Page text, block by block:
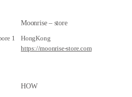
1
Moonrise – store
HongKong
https://moonrise-store.com
HOW